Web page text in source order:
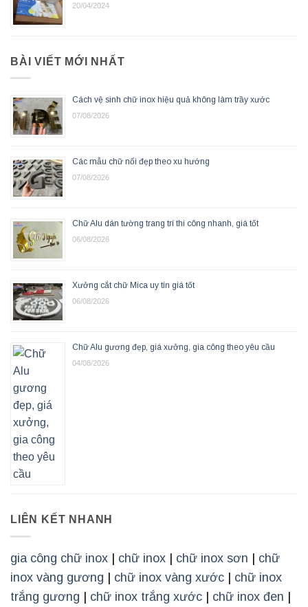
20/04/2024
BÀI VIẾT MỚI NHẤT
Cách vệ sinh chữ inox hiệu quả không làm trầy xước
07/08/2026
Các mẫu chữ nổi đẹp theo xu hướng
07/08/2026
Chữ Alu dán tường trang trí thi công nhanh, giá tốt
06/08/2026
Xưởng cắt chữ Mica uy tín giá tốt
06/08/2026
Chữ Alu gương đẹp, giá xưởng, gia công theo yêu cầu
04/08/2026
LIÊN KẾT NHANH
gia công chữ inox | chữ inox | chữ inox sơn | chữ
inox vàng gương | chữ inox vàng xước | chữ inox
trắng gương | chữ inox trắng xước | chữ inox đen |